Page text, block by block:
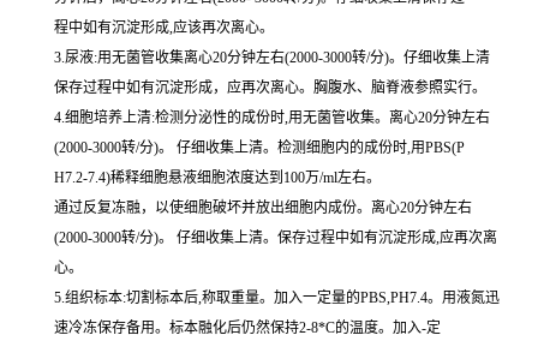
程中如有沉淀形成,应该再次离心。
3.尿液:用无菌管收集离心20分钟左右(2000-3000转/分)。仔细收集上清
保存过程中如有沉淀形成，应再次离心。胸腹水、脑脊液参照实行。
4.细胞培养上清:检测分泌性的成份时,用无菌管收集。离心20分钟左右
(2000-3000转/分)。 仔细收集上清。检测细胞内的成份时,用PBS(P
H7.2-7.4)稀释细胞悬液细胞浓度达到100万/ml左右。
通过反复冻融，以使细胞破坏并放出细胞内成份。离心20分钟左右
(2000-3000转/分)。 仔细收集上清。保存过程中如有沉淀形成,应再次离
心。
5.组织标本:切割标本后,称取重量。加入一定量的PBS,PH7.4。用液氮迅
速冷冻保存备用。标本融化后仍然保持2-8*C的温度。加入-定